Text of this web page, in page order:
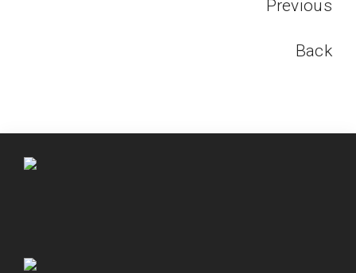
Previous
Back